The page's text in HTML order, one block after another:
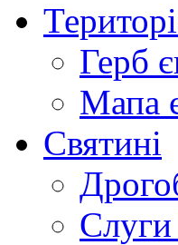
Герб
Мапа
Святині